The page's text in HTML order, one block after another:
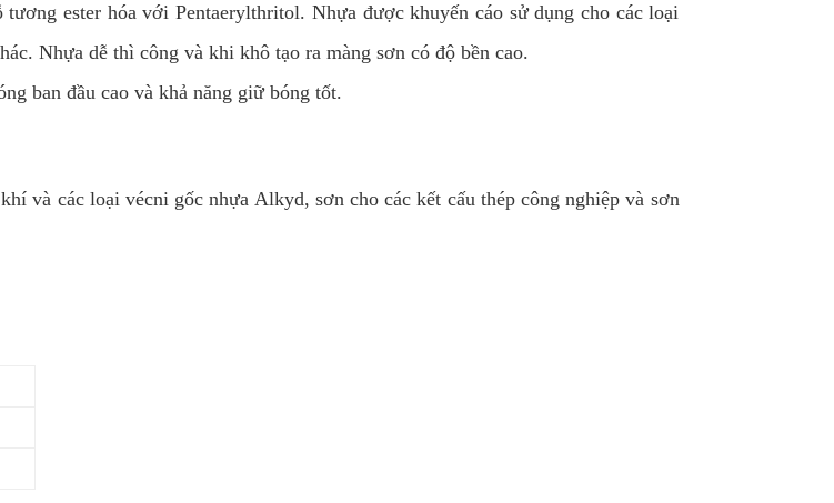
ester hóa với Pentaerylthritol. Nhựa được khuyến cáo sử dụng cho các loại
Nhựa dễ thì công và khi khô tạo ra màng sơn có độ bền cao.
ban đầu cao và khả năng giữ bóng tốt.
và các loại vécni gốc nhựa Alkyd, sơn cho các kết cấu thép công nghiệp và sơn